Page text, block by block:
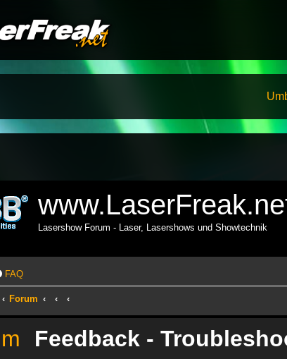
Lasershow Forum - Laser, Lasershows und Showtechnik
FAQ
Forum
Feedback -